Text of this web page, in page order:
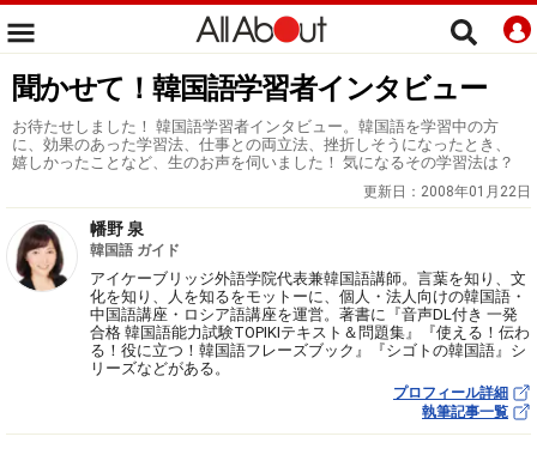
聞かせて！韓国語学習者インタビュー
お待たせしました！ 韓国語学習者インタビュー。韓国語を学習中の方
に、効果のあった学習法、仕事との両立法、挫折しそうになったとき、
嬉しかったことなど、生のお声を伺いました！ 気になるその学習法は？
更新日： 2008年01月22日
幡野 泉
韓国語 ガイド
アイケーブリッジ外語学院代表兼韓国語講師。言葉を知り、文
化を知り、人を知るをモットーに、個人・法人向けの韓国語・
中国語講座・ロシア語講座を運営。著書に『音声DL付き 一発
合格 韓国語能力試験TOPIKⅠテキスト＆問題集』『使える！伝わ
る！役に立つ！韓国語フレーズブック』『シゴトの韓国語』シ
リーズなどがある。
プロフィール詳細
執筆記事一覧